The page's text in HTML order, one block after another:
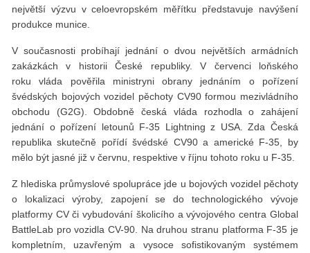
největší výzvu v celoevropském měřítku představuje navýšení
produkce munice.
V současnosti probíhají jednání o dvou největších armádních
zakázkách v historii České republiky. V červenci loňského
roku vláda pověřila ministryni obrany jednáním o pořízení
švédských bojových vozidel pěchoty CV90 formou mezivládního
obchodu (G2G). Obdobně česká vláda rozhodla o zahájení
jednání o pořízení letounů F-35 Lightning z USA. Zda Česká
republika skutečně pořídí švédské CV90 a americké F-35, by
mělo být jasné již v červnu, respektive v říjnu tohoto roku u F-35.
Z hlediska průmyslové spolupráce jde u bojových vozidel pěchoty
o lokalizaci výroby, zapojení se do technologického vývoje
platformy CV či vybudování školicího a vývojového centra Global
BattleLab pro vozidla CV-90. Na druhou stranu platforma F-35 je
kompletním, uzavřeným a vysoce sofistikovaným systémem